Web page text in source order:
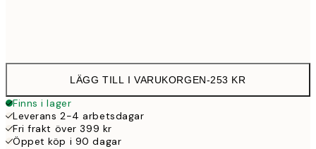
LÄGG TILL I VARUKORGEN-253 KR
Finns i lager
Leverans 2-4 arbetsdagar
Fri frakt över 399 kr
Öppet köp i 90 dagar